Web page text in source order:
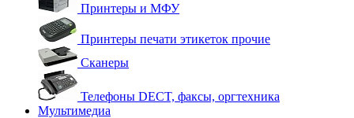
Принтеры и МФУ
Принтеры печати этикеток прочие
Сканеры
Телефоны DECT, факсы, оргтехника
Мультимедиа